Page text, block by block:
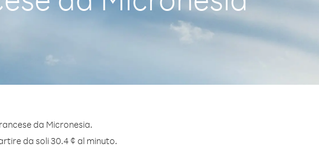
da Micronesia.
da soli 30.4 ¢ al minuto.